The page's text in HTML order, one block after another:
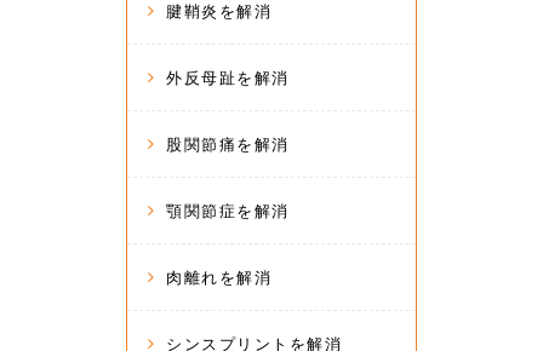
腱鞘炎を解消
外反母趾を解消
股関節痛を解消
顎関節症を解消
肉離れを解消
シンスプリントを解消